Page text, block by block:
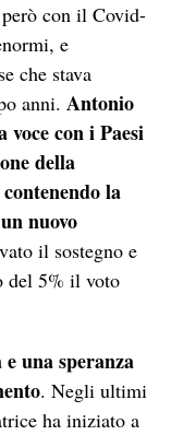
con il Covid-
e
che stava
anni.Antonio
voce con i Paesi
della
la
nuovo
il sostegno e
del 5% il voto
una speranza
. Negli ultimi
ha iniziato a